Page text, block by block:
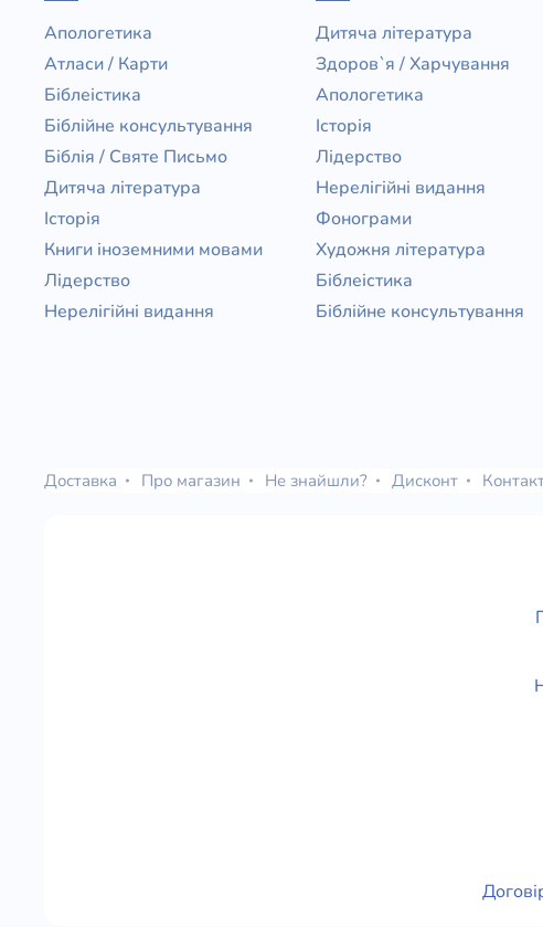
Апологетика
Атласи / Карти
Біблеістика
Біблійне консультування
Біблія / Святе Письмо
Дитяча література
Історія
Книги іноземними мовами
Лідерство
Нерелігійні видання
Дитяча література
Здоров`я / Харчування
Апологетика
Історія
Лідерство
Нерелігійні видання
Фонограми
Художня література
Біблеістика
Біблійне консультування
Доставка Про магазин Не знайшли? Дисконт